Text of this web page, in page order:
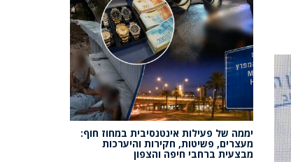
יממה של פעילות אינטנסיבית במחוז חוף:
מעצרים, פשיטות, חקירות והיערכות
מבצעית ברחבי חיפה והצפון